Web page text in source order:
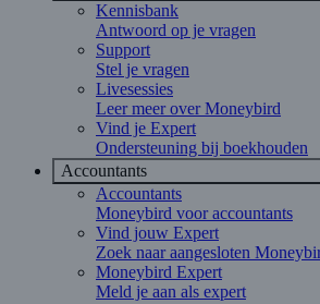
Kennisbank
Antwoord op je vragen
Support
Stel je vragen
Livesessies
Leer meer over Moneybird
Vind je Expert
Ondersteuning bij boekhouden
Accountants
Accountants
Moneybird voor accountants
Vind jouw Expert
Zoek naar aangesloten
Moneybird Expert
Meld je aan als expert